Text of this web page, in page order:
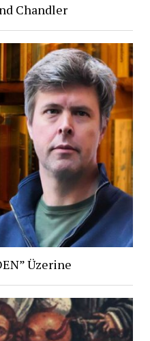
Chandler
Üzerine